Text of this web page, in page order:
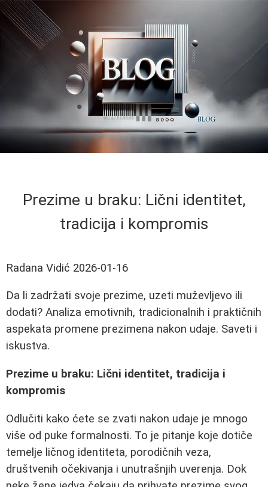
Prezime u braku: Lični identitet,
tradicija i kompromis
Radana Vidić 2026-01-16
Da li zadržati svoje prezime, uzeti muževljevo ili
dodati? Analiza emotivnih, tradicionalnih i praktičnih
aspekata promene prezimena nakon udaje. Saveti i
iskustva.
Prezime u braku: Lični identitet, tradicija i
kompromis
Odlučiti kako ćete se zvati nakon udaje je mnogo
više od puke formalnosti. To je pitanje koje dotiče
temelje ličnog identiteta, porodičnih veza,
društvenih očekivanja i unutrašnjih uverenja. Dok